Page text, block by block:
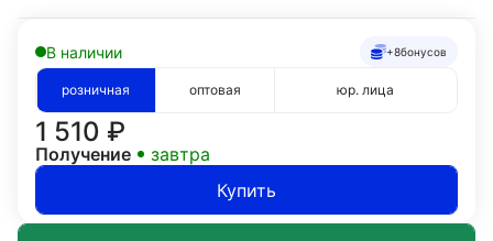
В наличии +8бонусов
розничная оптовая юр. лица
1 510 ₽
Получение
завтра
Купить